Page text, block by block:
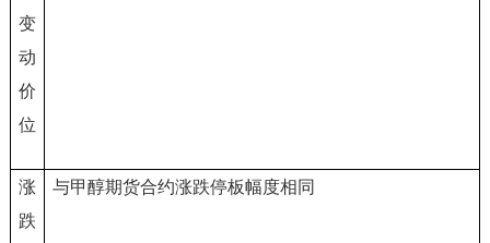
变
动
价
位
涨
跌
与甲醇期货合约涨跌停板幅度相同